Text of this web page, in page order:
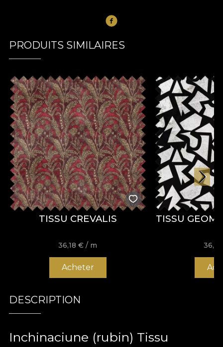
PRODUITS SIMILAIRES
TISSU CREVALIS
36,18€ / m
Acheter
TISSU
DESCRIPTION
Inchinaciune (rubin) Tissu